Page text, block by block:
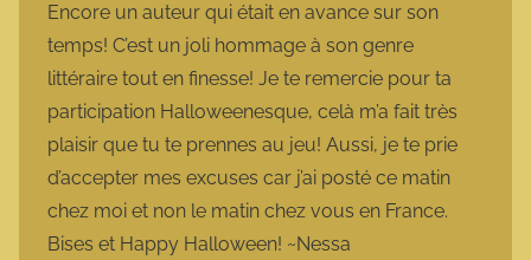
Encore un auteur qui était en avance sur son
temps! C’est un joli hommage à son genre
littéraire tout en finesse! Je te remercie pour ta
participation Halloweenesque, celà m’a fait très
plaisir que tu te prennes au jeu! Aussi, je te prie
d’accepter mes excuses car j’ai posté ce matin
chez moi et non le matin chez vous en France.
Bises et Happy Halloween! ~Nessa